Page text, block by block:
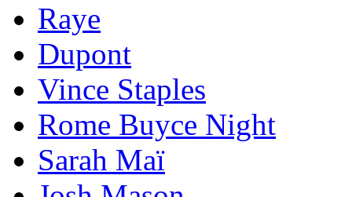
Raye
Dupont
Vince Staples
Rome Buyce Night
Sarah Maï